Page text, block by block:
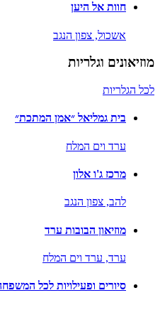
חוות אל היען
אשכול, צפון הנגב
מוזיאונים וגלריות
לכל הגלריות
בית גמליאל ״אמן המתכת״
ערד וים המלח
מרכז ג'ו אלון
להב, צפון הנגב
מוזיאון הבובות ערד
ערד, ערד וים המלח
סיורים ופעילויות לכל